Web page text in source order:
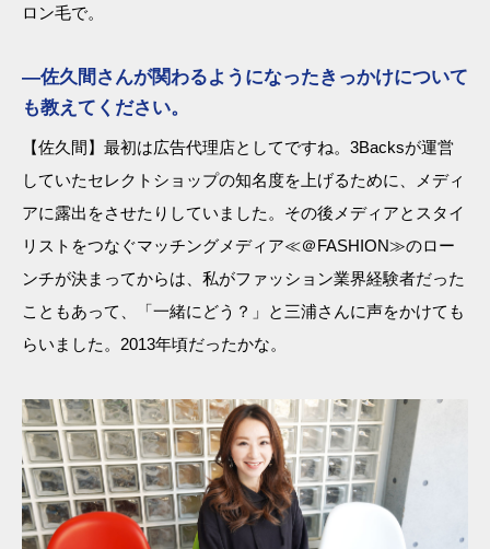
ロン毛で。
―佐久間さんが関わるようになったきっかけについて
も教えてください。
【佐久間】最初は広告代理店としてですね。3Backsが運営
していたセレクトショップの知名度を上げるために、メディ
アに露出をさせたりしていました。その後メディアとスタイ
リストをつなぐマッチングメディア≪＠FASHION≫のロー
ンチが決まってからは、私がファッション業界経験者だった
こともあって、「一緒にどう？」と三浦さんに声をかけても
らいました。2013年頃だったかな。